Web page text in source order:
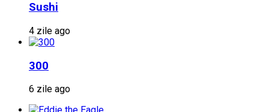
Sushi
4 zile ago
300
6 zile ago